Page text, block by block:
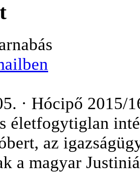
· Hócipő 2015/
életfogytiglan
az
a magyar